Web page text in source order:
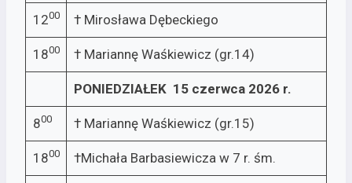
1200 † Mirosława Dębeckiego
1800 † Mariannę Waśkiewicz (gr.14)
PONIEDZIAŁEK 15 czerwca 2026 r.
800 † Mariannę Waśkiewicz (gr.15)
1800 †Michała Barbasiewicza w 7 r. śm.